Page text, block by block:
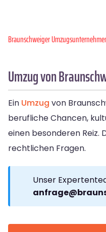
Braunschweiger
Umzug von
Ein Umzug von
berufliche Chancen,
einen besonderen Reiz.
rechtlichen Fragen.
Unser